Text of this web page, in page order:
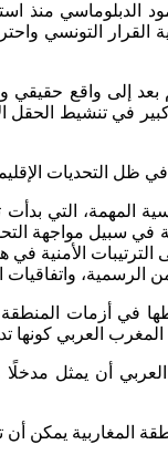
التونسي
بعد إلى واقع حقيقي
في تنشيط الحقل
ظل التحديات
المهمة، التي
في سبيل مواجهة
الترتيبات
الرسمية،
في أزمات
المغرب العربي
العربي أن يمثل
المغاربية يمكن